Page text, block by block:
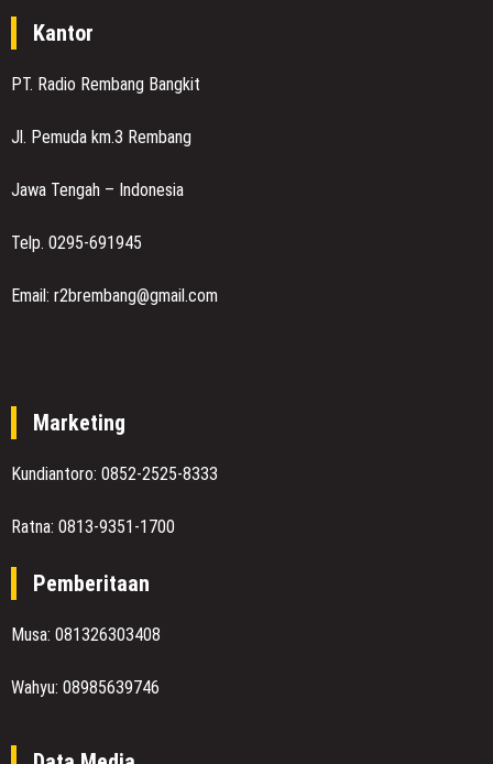
Kantor
PT. Radio Rembang Bangkit
Jl. Pemuda km.3 Rembang
Jawa Tengah – Indonesia
Telp. 0295-691945
Email: r2brembang@gmail.com
Marketing
Kundiantoro: 0852-2525-8333
Ratna: 0813-9351-1700
Pemberitaan
Musa: 081326303408
Wahyu: 08985639746